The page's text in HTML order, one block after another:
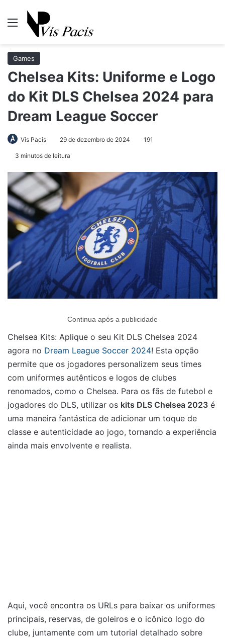
Menu
Games
Chelsea Kits: Uniforme e Logo
do Kit DLS Chelsea 2024 para
Dream League Soccer
Vis Pacis 29 de dezembro de 2024 191
3 minutos de leitura
Continua após a publicidade
Chelsea Kits: Aplique o seu Kit DLS Chelsea 2024
agora no Dream League Soccer 2024! Esta opção
permite que os jogadores personalizem seus times
com uniformes autênticos e logos de clubes
renomados, como o Chelsea. Para os fãs de futebol e
jogadores do DLS, utilizar os kits DLS Chelsea 2023 é
uma maneira fantástica de adicionar um toque de
classe e autenticidade ao jogo, tornando a experiência
ainda mais envolvente e realista.
Aqui, você encontra os URLs para baixar os uniformes
principais, reservas, de goleiros e o icônico logo do
clube, juntamente com um tutorial detalhado sobre